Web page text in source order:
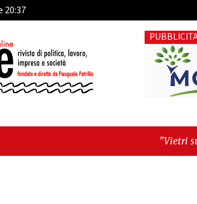
20:37
"Vietri sul Mare,
York morde il futuro"